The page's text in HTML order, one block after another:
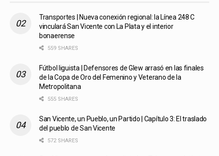
Transportes | Nueva conexión regional: la Línea 248 C
vinculará San Vicente con La Plata y el interior
bonaerense
559 SHARES
Fútbol liguista | Defensores de Glew arrasó en las finales
de la Copa de Oro del Femenino y Veterano de la
Metropolitana
555 SHARES
San Vicente, un Pueblo, un Partido | Capítulo 3: El traslado
del pueblo de San Vicente
572 SHARES